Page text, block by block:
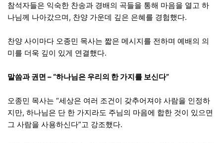
참석자들은 익숙한 찬송과 경배의 곡들을 통해 마음을 열고 하
나님께 나아갔으며, 찬양 가운데 깊은 은혜를 경험했다.
찬양 사이마다 오종민 목사는 짧은 메시지를 전하며 예배의 의
미를 더욱 깊이 있게 연결했다.
말씀과 권면 – “하나님은 우리의 한 가지를 보신다”
오종민 목사는 “세상은 여러 조건이 갖추어져야 사람을 인정하
지만, 하나님은 단 한 가지라도 주님의 마음에 합한 것이 있으면
그 사람을 사용하신다”고 강조했다.